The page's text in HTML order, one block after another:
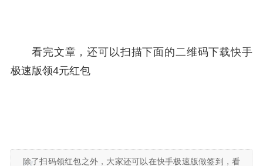
看完文章，还可以扫描下面的二维码下载快手
极速版领4元红包
除了扫码领红包之外，大家还可以在快手极速版做签到，看